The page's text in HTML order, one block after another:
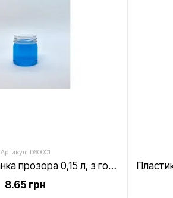
Артикул: D60001
Пластикова банка прозора 0,15 л, з горловиною 63 мм, "циліндр"
8.65 грн